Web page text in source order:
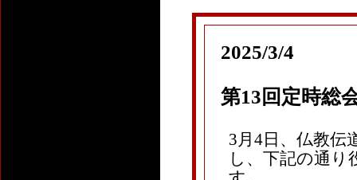
2025/3/4
第13回定時総
3月4日、仏教伝
し、下記の通